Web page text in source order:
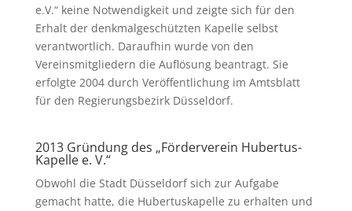
e.V.“ keine Notwendigkeit und zeigte sich für den
Erhalt der denkmalgeschützten Kapelle selbst
verantwortlich. Daraufhin wurde von den
Vereinsmitgliedern die Auflösung beantragt. Sie
erfolgte 2004 durch Veröffentlichung im Amtsblatt
für den Regierungsbezirk Düsseldorf.
2013 Gründung des „Förderverein Hubertus-
Kapelle e. V.“
Obwohl die Stadt Düsseldorf sich zur Aufgabe
gemacht hatte, die Hubertuskapelle zu erhalten und